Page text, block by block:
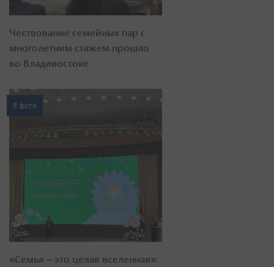
Чествование семейных пар с
многолетним стажем прошло
во Владивостоке
8 фото
«Семья – это целая вселенная»: